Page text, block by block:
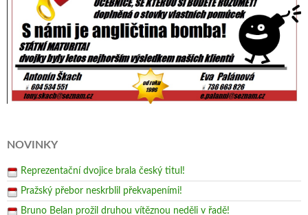
NOVINKY
Reprezentační dvojice brala český titul!
Pražský přebor neskrblil překvapeními!
Bruno Belan prožil druhou vítěznou neděli v řadě!